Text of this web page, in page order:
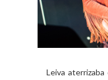
Leiva aterrizaba